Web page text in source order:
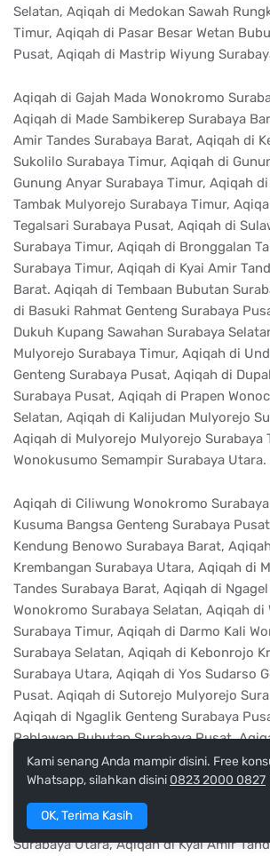
Selatan, Aqiqah di Medokan Sawah
Timur, Aqiqah di Pasar Besar Wetan
Pusat, Aqiqah di Mastrip Wiyung
Aqiqah di Gajah Mada Wonokromo
Aqiqah di Made Sambikerep Surabaya
Amir Tandes Surabaya Barat, Aqiqah di
Sukolilo Surabaya Timur, Aqiqah di
Gunung Anyar Surabaya Timur, Aqiqah
Tambak Mulyorejo Surabaya Timur,
Tegalsari Surabaya Pusat, Aqiqah di
Surabaya Timur, Aqiqah di Bronggalan
Surabaya Timur, Aqiqah di Kyai Amir
Barat. Aqiqah di Tembaan Bubutan
di Basuki Rahmat Genteng Surabaya
Dukuh Kupang Sawahan Surabaya
Mulyorejo Surabaya Timur, Aqiqah di
Genteng Surabaya Pusat, Aqiqah di
Surabaya Pusat, Aqiqah di Prapen
Selatan, Aqiqah di Kalijudan Mulyorejo
Aqiqah di Mulyorejo Mulyorejo Surabaya
Wonokusumo Semampir Surabaya Utara.
Aqiqah di Ciliwung Wonokromo
Kusuma Bangsa Genteng Surabaya
Kendung Benowo Surabaya Barat,
Krembangan Surabaya Utara, Aqiqah di
Tandes Surabaya Barat, Aqiqah di
Wonokromo Surabaya Selatan, Aqiqah
Surabaya Timur, Aqiqah di Darmo Kali
Surabaya Selatan, Aqiqah di Kebonrojo
Surabaya Utara, Aqiqah di Yos Sudarso
Pusat. Aqiqah di Sutorejo Mulyorejo
Aqiqah di Ngaglik Genteng Surabaya
Pahlawan Bubutan Surabaya Pusat,
Moestopo Gubeng Surabaya Timur,
Wonokromo Surabaya Selatan, Aqiqah di
Asemrowo Surabaya Barat, Aqiqah di
Gubeng Surabaya Timur, Aqiqah di
Surabaya Utara, Aqiqah di Kyai Amir
Kami senang Anda mampir disini. Free
Whatsapp, silahkan disini 0823 2000 0827
OK, Terima Kasih